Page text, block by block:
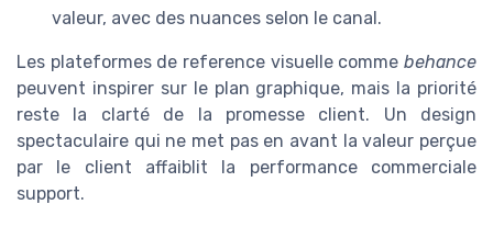
valeur, avec des nuances selon le canal.
Les plateformes de reference visuelle comme behance
peuvent inspirer sur le plan graphique, mais la priorité
reste la clarté de la promesse client. Un design
spectaculaire qui ne met pas en avant la valeur perçue
par le client affaiblit la performance commerciale
support.